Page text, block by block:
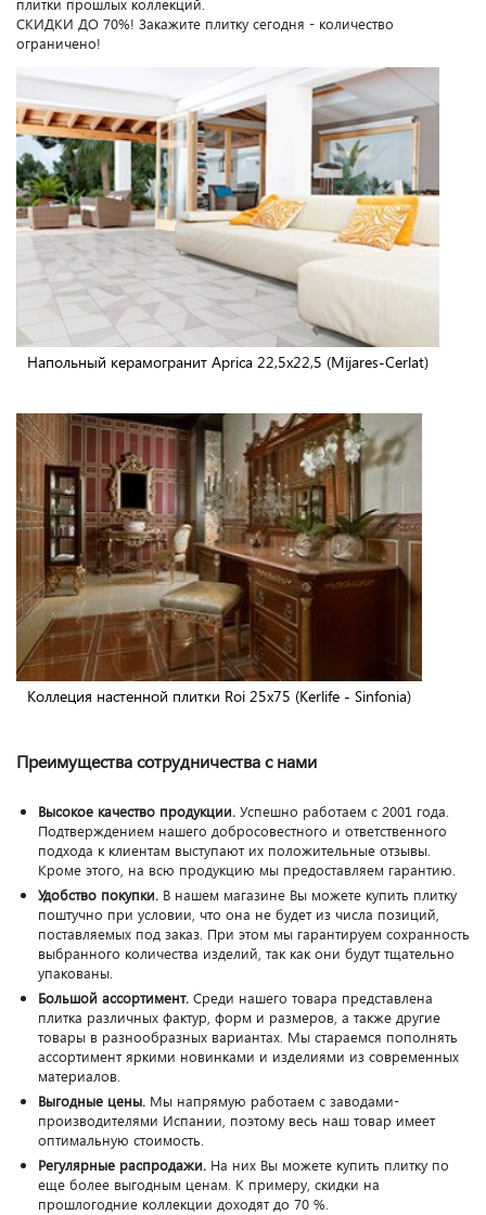
плитки прошлых коллекций.
СКИДКИ ДО 70%! Закажите плитку сегодня - количество
ограничено!
Напольный керамогранит Aprica 22,5x22,5 (Mijares-Cerlat)
Коллеция настенной плитки Roi 25x75 (Kerlife - Sinfonia)
Преимущества сотрудничества с нами
Высокое качество продукции. Успешно работаем с 2001 года.
Подтверждением нашего добросовестного и ответственного
подхода к клиентам выступают их положительные отзывы.
Кроме этого, на всю продукцию мы предоставляем гарантию.
Удобство покупки. В нашем магазине Вы можете купить плитку
поштучно при условии, что она не будет из числа позиций,
поставляемых под заказ. При этом мы гарантируем сохранность
выбранного количества изделий, так как они будут тщательно
упакованы.
Большой ассортимент. Среди нашего товара представлена
плитка различных фактур, форм и размеров, а также другие
товары в разнообразных вариантах. Мы стараемся пополнять
ассортимент яркими новинками и изделиями из современных
материалов.
Выгодные цены. Мы напрямую работаем с заводами-
производителями Испании, поэтому весь наш товар имеет
оптимальную стоимость.
Регулярные распродажи. На них Вы можете купить плитку по
еще более выгодным ценам. К примеру, скидки на
прошлогодние коллекции доходят до 70 %.